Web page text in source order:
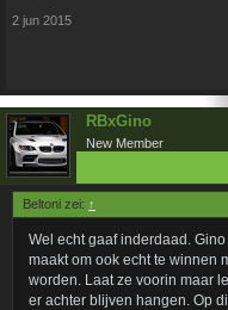
2 jun 2015
RBxGino
New Member
Beltoni zei: ↑
Wel echt gaaf inderdaad.
maakt om ook echt te winnen
worden. Laat ze voorin maar
er achter blijven hangen. Op